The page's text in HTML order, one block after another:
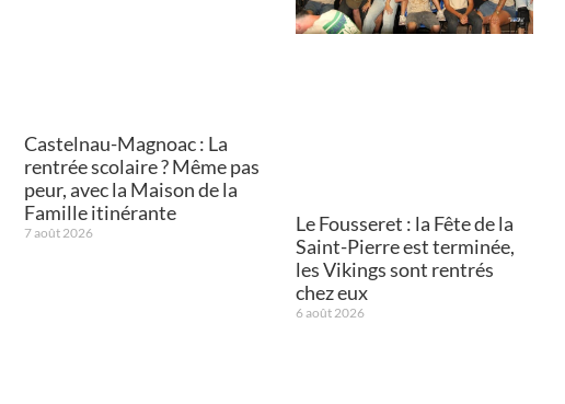
Castelnau-Magnoac : La
rentrée scolaire ? Même pas
peur, avec la Maison de la
Famille itinérante
7 août 2026
Le Fousseret : la Fête de la
Saint-Pierre est terminée,
les Vikings sont rentrés
chez eux
6 août 2026